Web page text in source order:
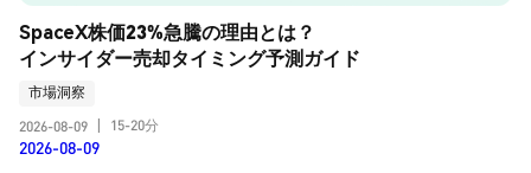
SpaceX株価23%急騰の理由とは？
インサイダー売却タイミング予測ガイド
市場洞察
2026-08-09
15-20分
2026-08-09